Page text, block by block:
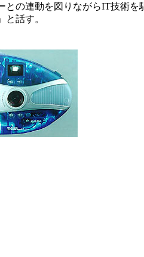
の連動を図りながらIT技術を
話す。